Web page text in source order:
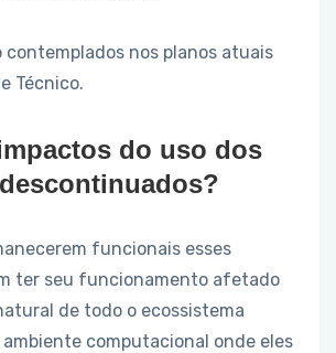
contemplados nos planos atuais
Técnico.
do uso dos
funcionais esses
ter seu funcionamento afetado
de todo o ecossistema
computacional onde eles